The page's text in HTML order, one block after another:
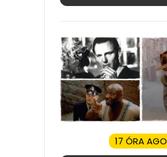
17 ÓRA AGO